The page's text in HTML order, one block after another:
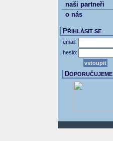
naši partneři
o nás
PŘIHLÁSIT SE
email:
heslo:
DOPORUČUJEME